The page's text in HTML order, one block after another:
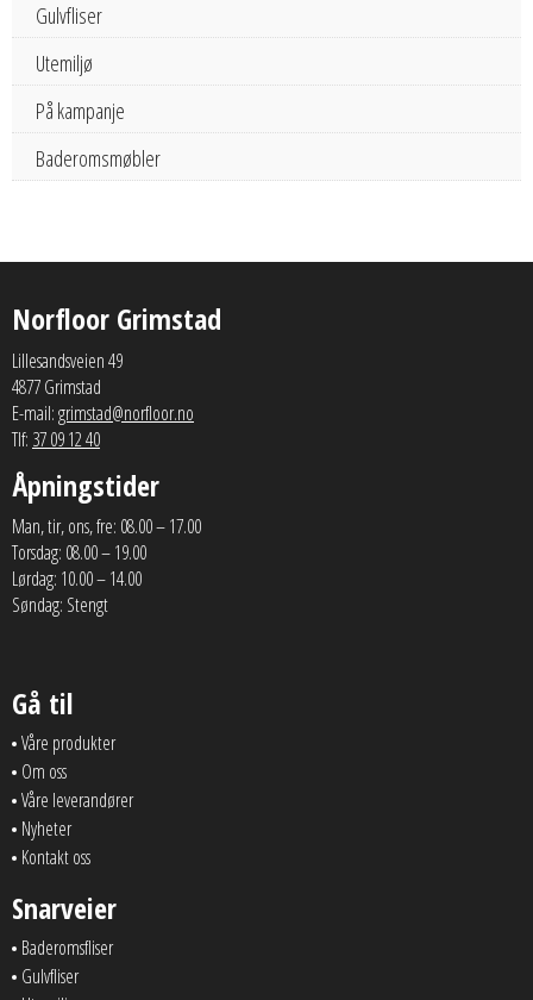
Gulvfliser
Utemiljø
På kampanje
Baderomsmøbler
Norfloor Grimstad
Lillesandsveien 49
4877 Grimstad
E-mail:grimstad@norfloor.no
Tlf: 37 09 12 40
Åpningstider
Man, tir, ons, fre: 08.00 – 17.00
Torsdag: 08.00 – 19.00
Lørdag: 10.00 – 14.00
Søndag: Stengt
Gå til
Våre produkter
Om oss
Våre leverandører
Nyheter
Kontakt oss
Snarveier
Baderomsfliser
Gulvfliser